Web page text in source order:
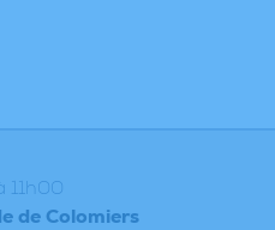
11h00
de Colomiers